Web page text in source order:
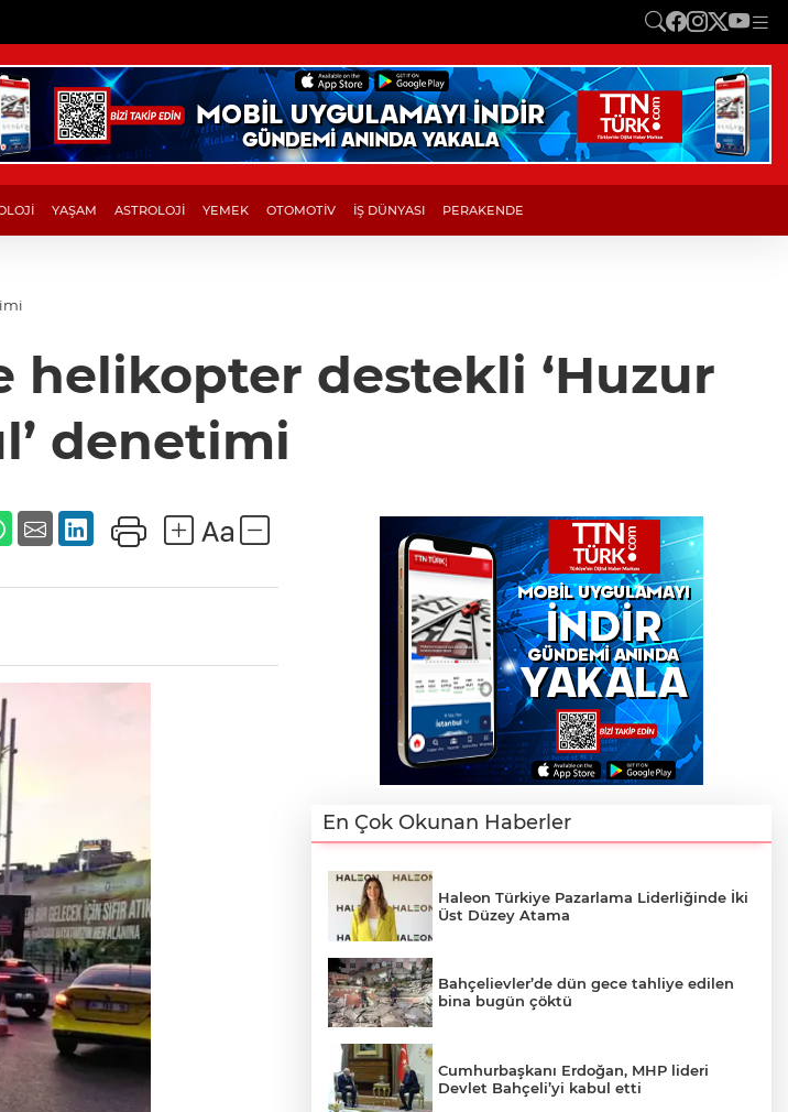
YAŞAM ASTROLOJİ YEMEK OTOMOTİV İŞ DÜNYASI PERAKENDE
destekli ‘Huzur
denetimi
En Çok Okunan Haberler
Haleon Türkiye Pazarlama Liderliğinde İki
Üst Düzey Atama
Bahçelievler’de dün gece tahliye edilen
bina bugün çöktü
Cumhurbaşkanı Erdoğan, MHP lideri
Devlet Bahçeli’yi kabul etti